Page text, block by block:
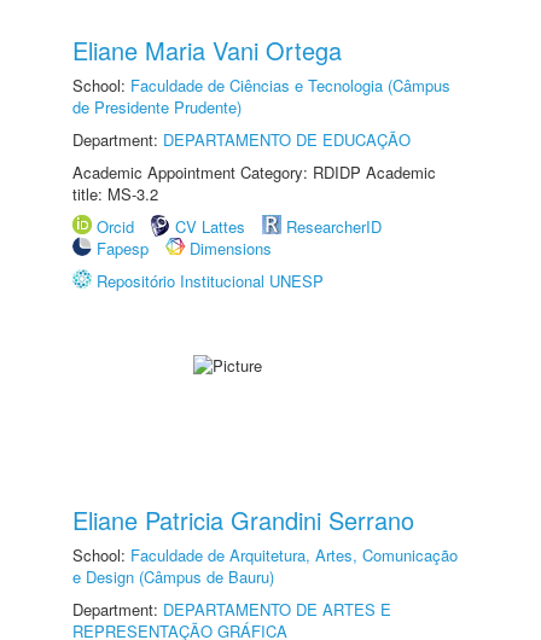
Eliane Maria Vani Ortega
School: Faculdade de Ciências e Tecnologia (Câmpus
de Presidente Prudente)
Department: DEPARTAMENTO DE EDUCAÇÃO
Academic Appointment Category: RDIDP Academic
title: MS-3.2
Orcid
CV Lattes
ResearcherID
Fapesp
Dimensions
Repositório Institucional UNESP
Eliane Patricia Grandini Serrano
School: Faculdade de Arquitetura, Artes, Comunicação
e Design (Câmpus de Bauru)
Department: DEPARTAMENTO DE ARTES E
REPRESENTAÇÃO GRÁFICA